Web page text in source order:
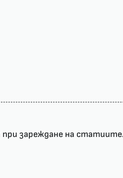
при зареждане на